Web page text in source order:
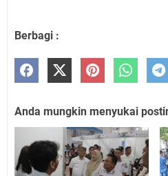
Berbagi :
Anda mungkin menyukai